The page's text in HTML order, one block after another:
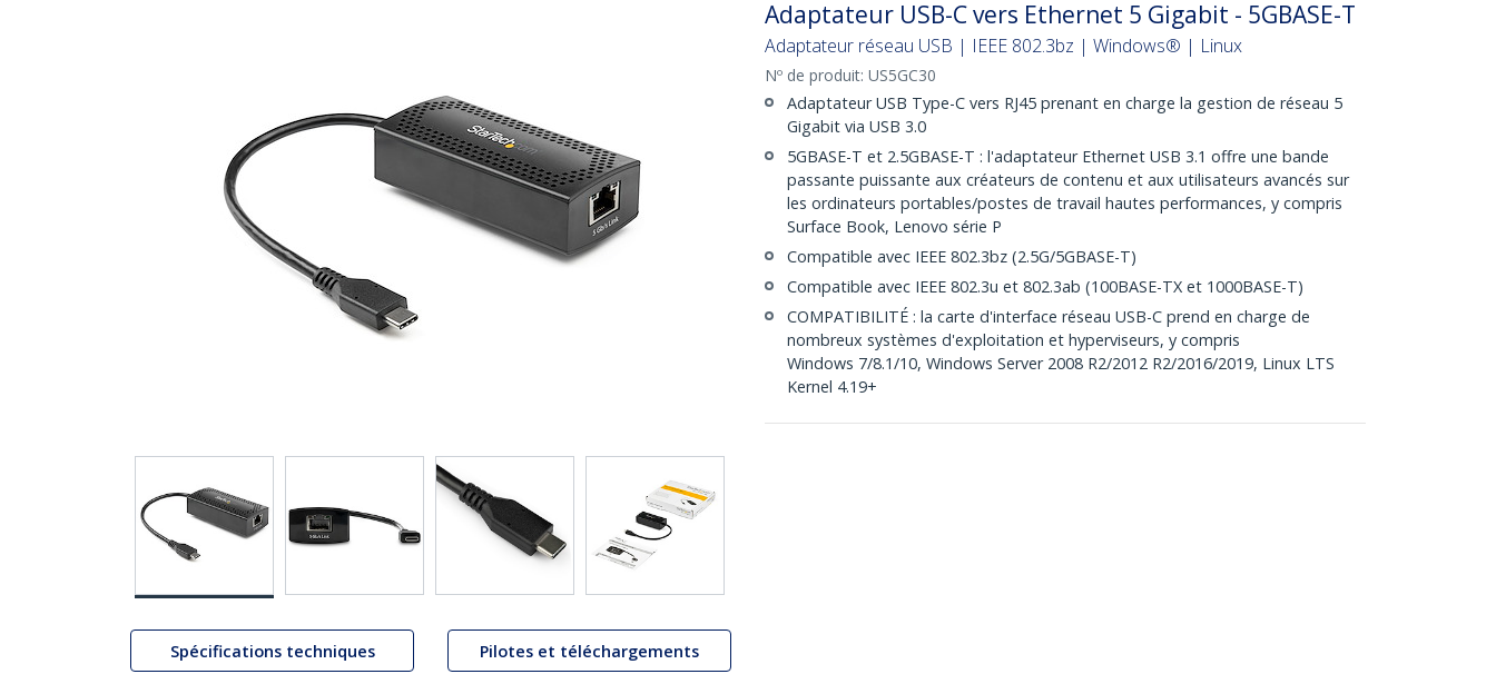
Spécifications techniques Pilotes et téléchargements
Adaptateur USB-C vers Ethernet 5 Gigabit - 5GBASE-T
Adaptateur réseau USB | IEEE 802.3bz | Windows® | Linux
Nº de produit: US5GC30
Adaptateur USB Type-C vers RJ45 prenant en charge la gestion de réseau 5
Gigabit via USB 3.0
5GBASE-T et 2.5GBASE-T : l'adaptateur Ethernet USB 3.1 offre une bande
passante puissante aux créateurs de contenu et aux utilisateurs avancés sur
les ordinateurs portables/postes de travail hautes performances, y compris
Surface Book, Lenovo série P
Compatible avec IEEE 802.3bz (2.5G/5GBASE-T)
Compatible avec IEEE 802.3u et 802.3ab (100BASE-TX et 1000BASE-T)
COMPATIBILITÉ : la carte d'interface réseau USB-C prend en charge de
nombreux systèmes d'exploitation et hyperviseurs, y compris
Windows 7/8.1/10, Windows Server 2008 R2/2012 R2/2016/2019, Linux LTS
Kernel 4.19+